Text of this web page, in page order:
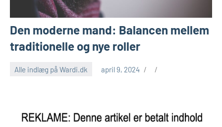
Den moderne mand: Balancen mellem
traditionelle og nye roller
Alle indlæg på Wardi.dk april 9, 2024